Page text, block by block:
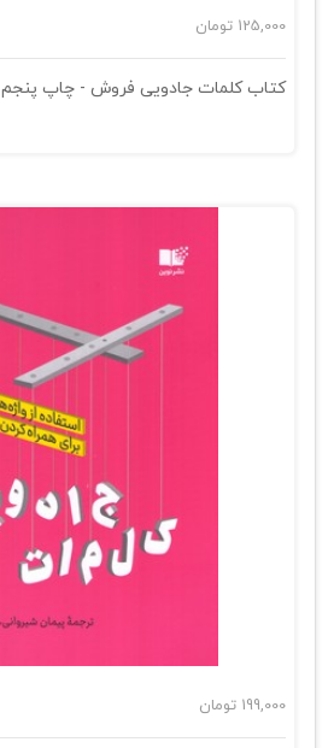
125,000 تومان
کتاب کلمات جادویی فروش - چاپ پنجم
199,000 تومان